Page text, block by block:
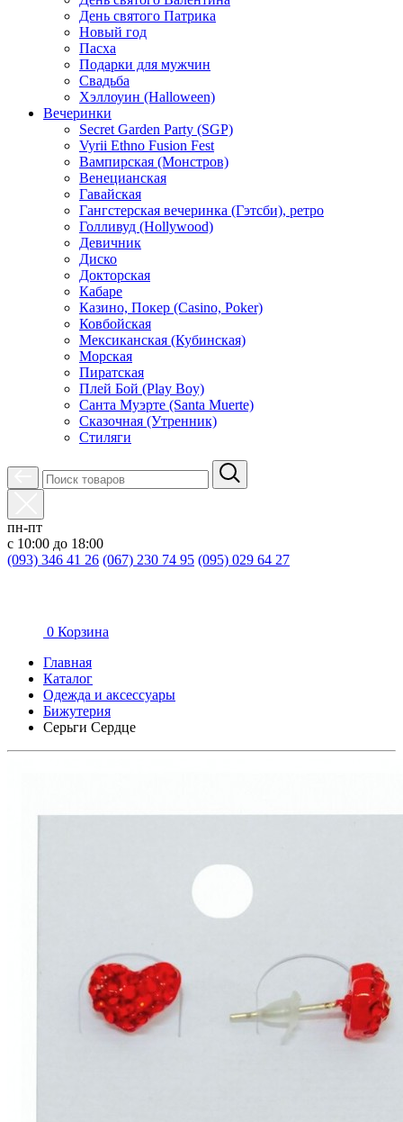
День святого Патрика
Новый год
Пасха
Подарки для мужчин
Свадьба
Хэллоуин (Halloween)
Вечеринки
Secret Garden Party (SGP)
Vyrii Ethno Fusion Fest
Вампирская (Монстров)
Венецианская
Гавайская
Гангстерская вечеринка (Гэтсби), ретро
Голливуд (Hollywood)
Девичник
Диско
Докторская
Кабаре
Казино, Покер (Casino, Poker)
Ковбойская
Мексиканская (Кубинская)
Морская
Пиратская
Плей Бой (Play Boy)
Санта Муэрте (Santa Muerte)
Сказочная (Утренник)
Стиляги
пн-пт
с 10:00 до 18:00
(093) 346 41 26 (067) 230 74 95 (095) 029 64 27
0 Корзина
Главная
Каталог
Oдежда и аксессуары
Бижутерия
Серьги Сердце